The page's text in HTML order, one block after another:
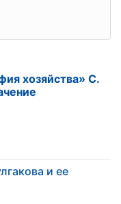
хозяйства» С.
и ее